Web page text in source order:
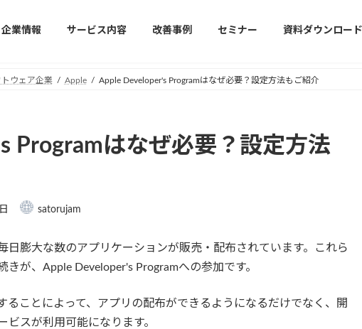
企業情報 サービス内容 改善事例 セミナー 資料ダウンロード
トウェア企業 Apple Apple Developer's Programはなぜ必要？設定方法もご紹介
Programはなぜ必要？設定方法
satorujam
日膨大な数のアプリケーションが販売・配布されています。これら
が、Apple Developer's Programへの参加です。
ることによって、アプリの配布ができるようになるだけでなく、開
スが利用可能になります。